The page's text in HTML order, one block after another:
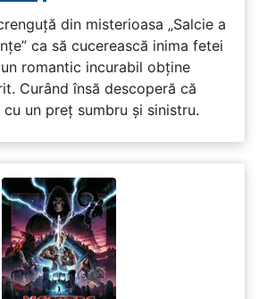
din misterioasa „Salcie a
ca să cucerească inima fetei
romantic incurabil obține
Curând însă descoperă că
un preț sumbru și sinistru.